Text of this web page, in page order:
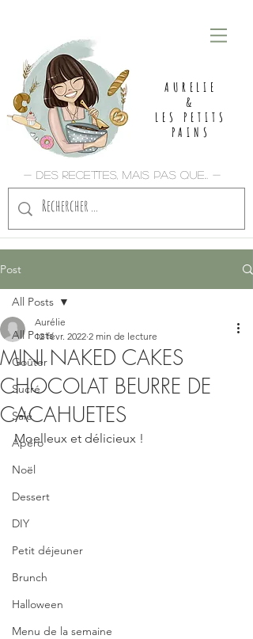
AURELIE
&
LES PETITS
PAINS
- Des recettes, mais pas que... -
Post
All Posts
Goûter
Sucré
Salé
Apéro
Noël
Dessert
DIY
Petit déjeuner
Brunch
Halloween
Menu de la semaine
All Posts
MINI NAKED CAKES
CHOCOLAT BEURRE DE
CACAHUETES
Aurélie
12 févr. 2022 2 min de lecture
Moelleux et délicieux !